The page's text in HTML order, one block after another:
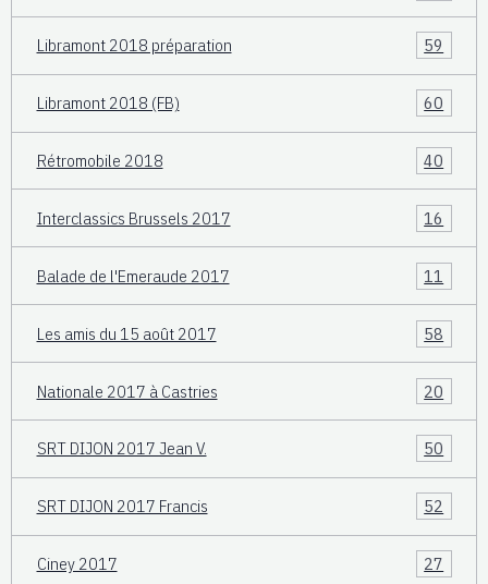
Libramont 2018 préparation 59
Libramont 2018 (FB) 60
Rétromobile 2018 40
Interclassics Brussels 2017 16
Balade de l'Emeraude 2017 11
Les amis du 15 août 2017 58
Nationale 2017 à Castries 20
SRT DIJON 2017 Jean V. 50
SRT DIJON 2017 Francis 52
Ciney 2017 27